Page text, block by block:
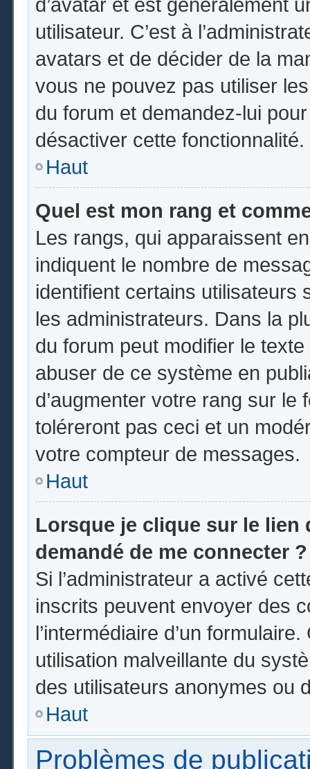
utilisateur. C’est à
avatars et de décider de la
vous ne pouvez pas utiliser
du forum et demandez-lui
désactiver cette fonctionnalité.
Haut
Quel est mon rang et
Les rangs, qui apparaissent
indiquent le nombre de
identifient certains utilisateurs
les administrateurs. Dans la
du forum peut modifier le
abuser de ce système en
d’augmenter votre rang sur
toléreront pas ceci et un
votre compteur de messages.
Haut
Lorsque je clique sur le lien
demandé de me connecter ?
Si l’administrateur a activé
inscrits peuvent envoyer des
l’intermédiaire d’un
utilisation malveillante du
des utilisateurs anonymes ou
Haut
Problèmes de